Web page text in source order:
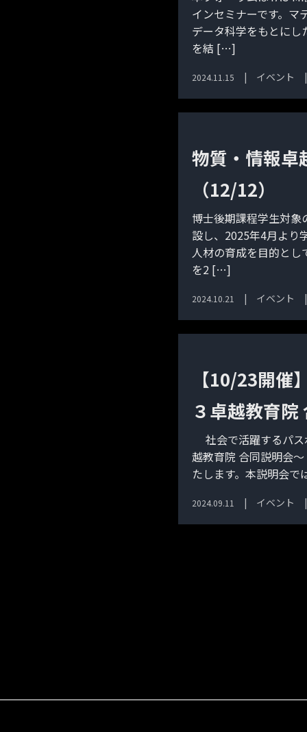
インセミナーです。マ
データ科学をもとに
を結 […]
2024.11.15 イベント
物質・情報卓
（12/12）
博士後期課程学生対象
設し、2025年4月より
人材の育成を目的と
を2 […]
2024.10.21 イベント
【10/23開催
３卓越教育院
社会で活躍するパス
越教育院 合同説明会
たします。本説明会
2024.09.11 イベント